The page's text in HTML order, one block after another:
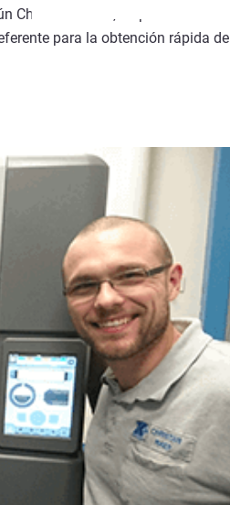
Christian Maier, responsable de la
para la obtención rápida de